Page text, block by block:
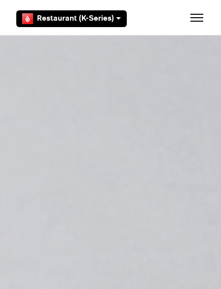
Restaurant (K-Series)